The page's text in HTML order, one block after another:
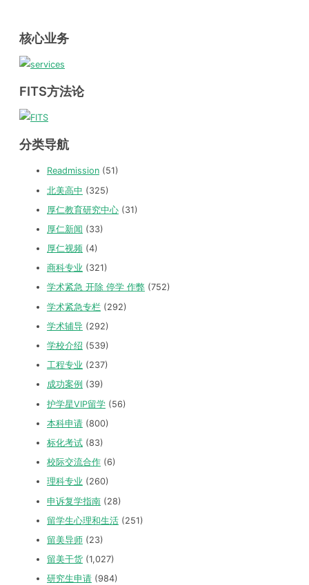
核心业务
FITS方法论
分类导航
Readmission (51)
北美高中 (325)
厚仁教育研究中心 (31)
厚仁新闻 (33)
厚仁视频 (4)
商科专业 (321)
学术紧急 开除 停学 作弊 (752)
学术紧急专栏 (292)
学术辅导 (292)
学校介绍 (539)
工程专业 (237)
成功案例 (39)
护学星VIP留学 (56)
本科申请 (800)
标化考试 (83)
校际交流合作 (6)
理科专业 (260)
申诉复学指南 (28)
留学生心理和生活 (251)
留美导师 (23)
留美干货 (1,027)
研究生申请 (984)